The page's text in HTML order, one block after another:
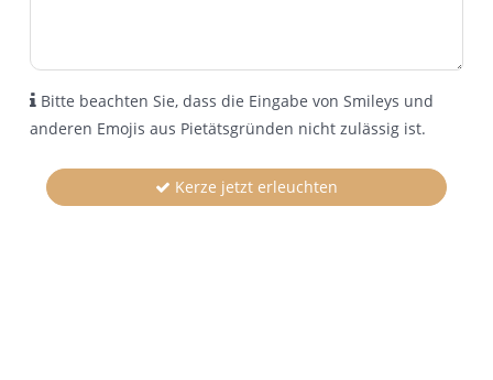
Bitte beachten Sie, dass die Eingabe von Smileys und
anderen Emojis aus Pietätsgründen nicht zulässig ist.
Kerze jetzt erleuchten